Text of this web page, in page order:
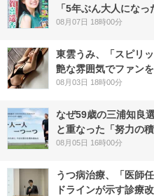
「5年ぶん大人にな
08月07日 18時00分
東雲うみ、「スピリ
艶な雰囲気でファンを
08月03日 18時00分
なぜ59歳の三浦知良
と重なった「努力の積
08月05日 16時00分
うつ病治療、「医師
ドラインが示す診療